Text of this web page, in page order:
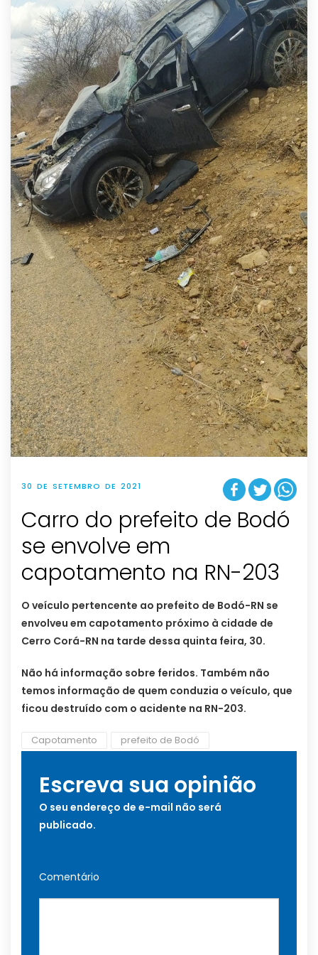
30 DE SETEMBRO DE 2021
Carro do prefeito de Bodó
se envolve em
capotamento na RN-203
O veículo pertencente ao prefeito de Bodó-RN se
envolveu em capotamento próximo à cidade de
Cerro Corá-RN na tarde dessa quinta feira, 30.
Não há informação sobre feridos. Também não
temos informação de quem conduzia o veículo, que
ficou destruído com o acidente na RN-203.
Capotamento prefeito de Bodó
Escreva sua opinião
O seu endereço de e-mail não será
publicado.
Comentário